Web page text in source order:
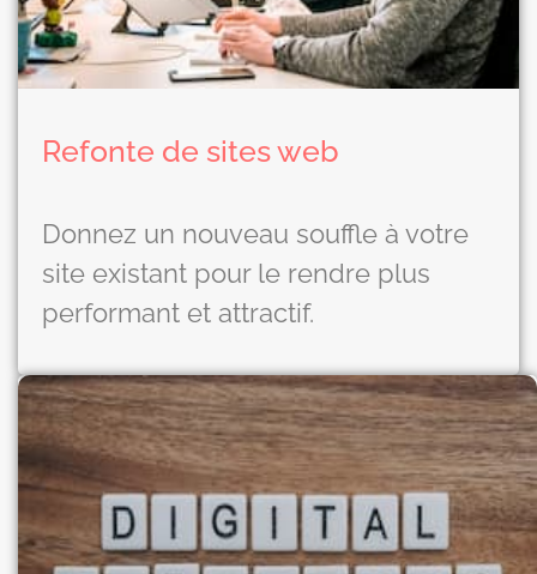
Refonte de sites web
Donnez un nouveau souffle à votre
site existant pour le rendre plus
performant et attractif.